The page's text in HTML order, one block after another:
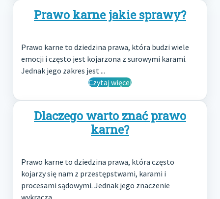
Prawo karne jakie sprawy?
Prawo karne to dziedzina prawa, która budzi wiele
emocji i często jest kojarzona z surowymi karami.
Jednak jego zakres jest ...
Czytaj więcej
Dlaczego warto znać prawo
karne?
Prawo karne to dziedzina prawa, która często
kojarzy się nam z przestępstwami, karami i
procesami sądowymi. Jednak jego znaczenie
wykracza ...